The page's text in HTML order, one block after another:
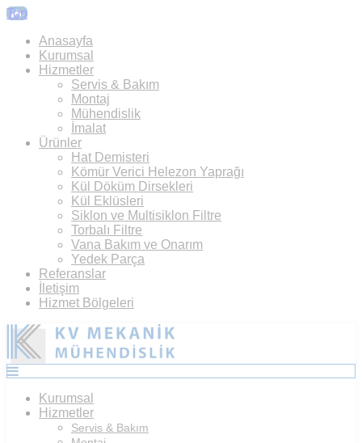
Top
Anasayfa
Kurumsal
Hizmetler
Servis & Bakım
Montaj
Mühendislik
İmalat
Ürünler
Hat Demisteri
Kömür Verici Helezon Yaprağı
Kül Döküm Dirsekleri
Kül Eklüsleri
Siklon ve Multisiklon Filtre
Torbalı Filtre
Vana Bakım ve Onarım
Yedek Parça
Referanslar
İletişim
Hizmet Bölgeleri
Kurumsal
Hizmetler
Servis & Bakım